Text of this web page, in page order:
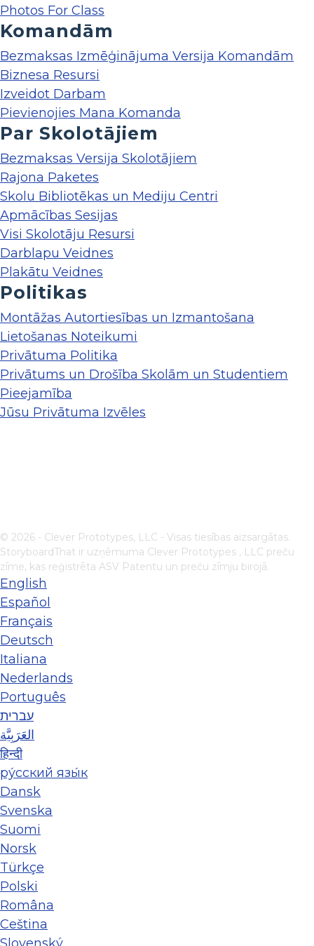
Photos For Class
Komandām
Bezmaksas Izmēģinājuma Versija Komandām
Biznesa Resursi
Izveidot Darbam
Pievienojies Mana Komanda
Par Skolotājiem
Bezmaksas Versija Skolotājiem
Rajona Paketes
Skolu Bibliotēkas un Mediju Centri
Apmācības Sesijas
Visi Skolotāju Resursi
Darblapu Veidnes
Plakātu Veidnes
Politikas
Montāžas Autortiesības un Izmantošana
Lietošanas Noteikumi
Privātuma Politika
Privātums un Drošība Skolām un Studentiem
Pieejamība
Jūsu Privātuma Izvēles
© 2026 - Clever Prototypes, LLC - Visas tiesības aizsargātas.
StoryboardThat ir uzņēmuma Clever Prototypes , LLC preču
zīme, kas reģistrēta ASV Patentu un preču zīmju birojā.
English
Español
Français
Deutsch
Italiana
Nederlands
Português
עברית
العَرَبِيَّة
हिन्दी
ру́сский язы́к
Dansk
Svenska
Suomi
Norsk
Türkçe
Polski
Româna
Ceština
Slovenský